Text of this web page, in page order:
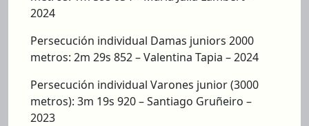
2024
Persecución individual Damas juniors 2000
metros: 2m 29s 852 – Valentina Tapia – 2024
Persecución individual Varones junior (3000
metros): 3m 19s 920 – Santiago Gruñeiro –
2023